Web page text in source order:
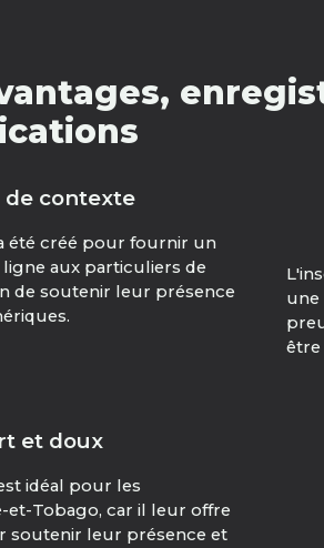
de contexte
été créé pour fournir un
aux particuliers de
de soutenir leur présence
une
être
et doux
idéal pour les
et-Tobago, car il leur offre
soutenir leur présence et